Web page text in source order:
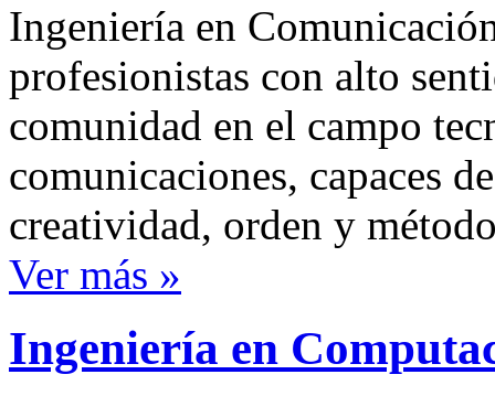
Ingeniería en
profesionistas con alto
comunidad en el campo
comunicaciones, capaces
creatividad, orden y
Ver más »
Ingeniería en